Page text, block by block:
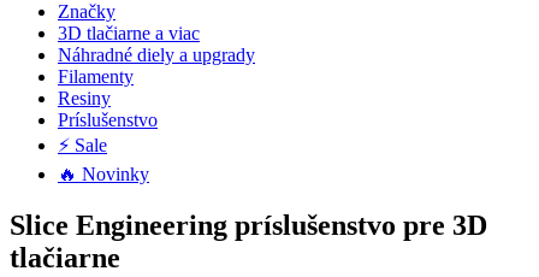
Značky
3D tlačiarne a viac
Náhradné diely a upgrady
Filamenty
Resiny
Príslušenstvo
⚡ Sale
🔥 Novinky
Slice Engineering príslušenstvo pre 3D
tlačiarne